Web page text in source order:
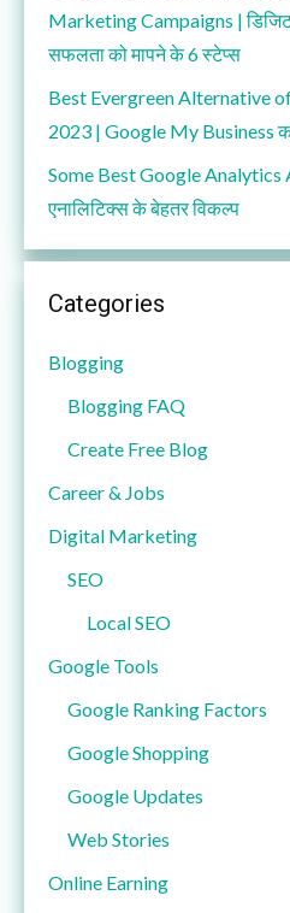
Marketing Campaigns |
सफलता को मापने के 6 स्टेप्स
Best Evergreen Alternative
2023 | Google My Business
Some Best Google
एनालिटिक्स के बेहतर विकल्प
Categories
Blogging
Blogging FAQ
Create Free Blog
Career & Jobs
Digital Marketing
SEO
Local SEO
Google Tools
Google Ranking Factors
Google Shopping
Google Updates
Web Stories
Online Earning